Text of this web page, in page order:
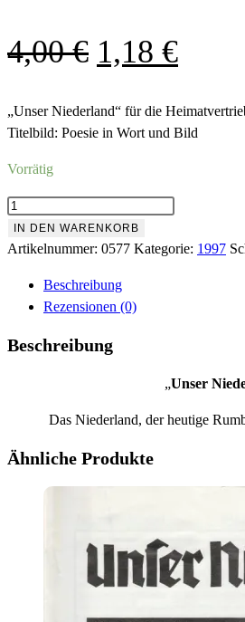
4,00€
war:
4,00 €
1,18 €
ist:
1,18
„Unser Niederland“ für die
Titelbild: Poesie in Wort und Bild
Vorrätig
Nr.577
Dezember
1997
IN DEN WARENKORB
Artikelnummer: 0577 Kategorie: 1997
Beschreibung
Rezensionen (0)
Beschreibung
„Unser
Das Niederland, der heutige
Ähnliche Produkte